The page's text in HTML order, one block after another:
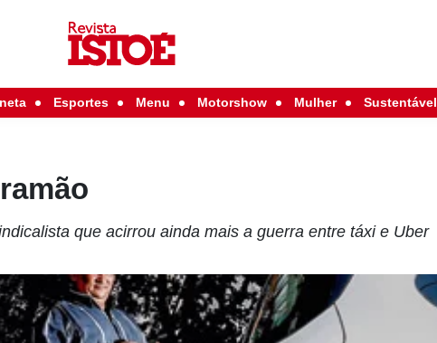
Esportes Menu Motorshow Mulher Sustentável
que acirrou ainda mais a guerra entre táxi e Uber